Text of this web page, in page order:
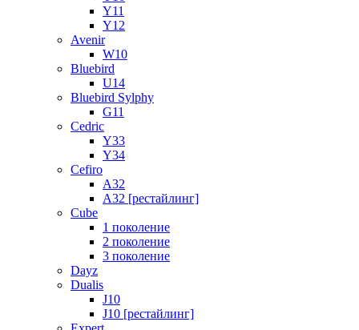
Y11
Y12
Avenir
W10
Bluebird
U14
Bluebird Sylphy
G11
Cedric
Y33
Y34
Cefiro
A32
A32 [рестайлинг]
Cube
1 поколение
2 поколение
3 поколение
Dayz
Dualis
J10
J10 [рестайлинг]